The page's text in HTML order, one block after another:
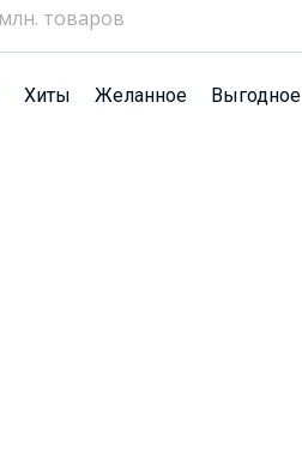
Хиты Желанное Выгодное